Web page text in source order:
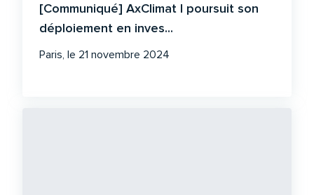
[Communiqué] AxClimat I poursuit son
déploiement en inves...
Paris, le 21 novembre 2024